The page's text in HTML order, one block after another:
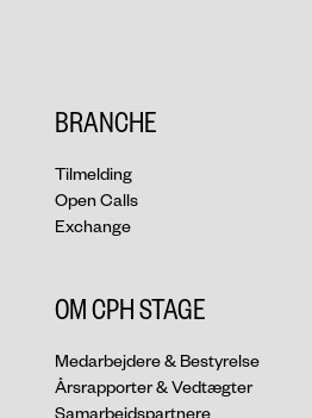
BRANCHE
Tilmelding
Open Calls
Exchange
OM CPH STAGE
Medarbejdere & Bestyrelse
Årsrapporter & Vedtægter
Samarbejdspartnere